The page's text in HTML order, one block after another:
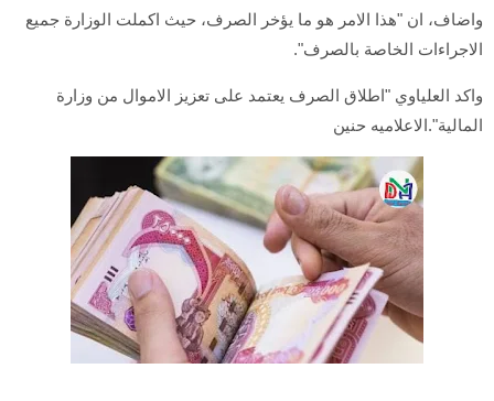
واضاف، ان "هذا الامر هو ما يؤخر الصرف، حيث اكملت الوزارة جميع
الاجراءات الخاصة بالصرف".
واكد العلياوي "اطلاق الصرف يعتمد على تعزيز الاموال من وزارة
المالية".الاعلاميه حنين